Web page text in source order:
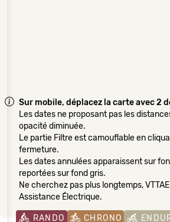
Sur mobile, déplacez la carte avec 2
Les dates ne proposant pas les
opacité diminuée.
Le partie Filtre est camouflable en
fermeture.
Les dates annulées apparaissent sur
reportées sur fond gris.
Ne cherchez pas plus longtemps,
Assistance Électrique.
RANDO CHRONO